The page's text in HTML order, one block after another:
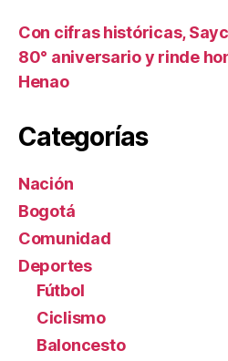
Con cifras históricas,
80° aniversario y rinde
Henao
Categorías
Nación
Bogotá
Comunidad
Deportes
Fútbol
Ciclismo
Baloncesto